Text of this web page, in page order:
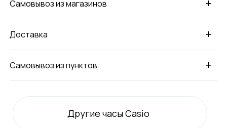
Самовывоз из магазинов
+
Доставка
+
Самовывоз из пунктов
Другие часы Casio